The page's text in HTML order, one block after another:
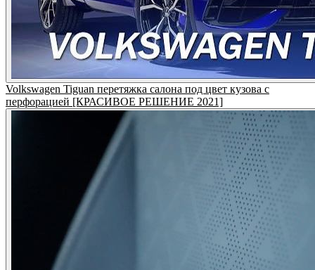
Volkswagen Tiguan перетяжка салона под цвет кузова с
перфорацией [КРАСИВОЕ РЕШЕНИЕ 2021]